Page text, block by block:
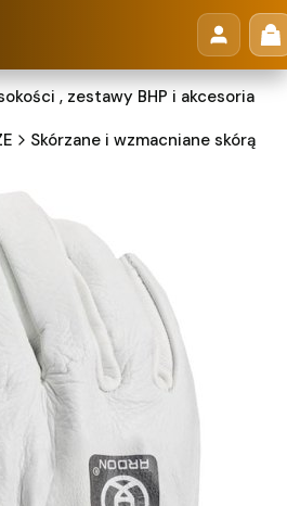
wyszukiwarkę
, zestawy BHP i akcesoria
Skórzane i wzmacniane skórą